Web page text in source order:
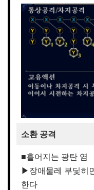
소환 공격
■흩어지는 광탄 염
▶장애물레 부딫히
한다